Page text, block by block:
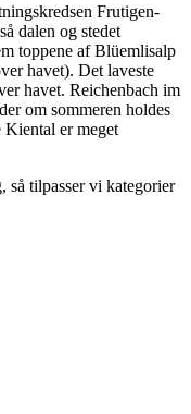
Frutigen-
dalen og stedet
toppene af Blüemlisalp
havet). Det laveste
havet. Reichenbach im
om sommeren holdes
er meget
tilpasser vi kategorier